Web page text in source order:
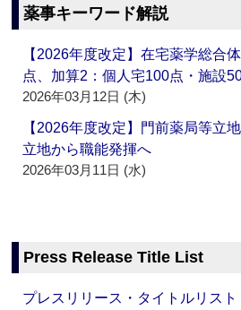
薬事キーワード解説
【2026年度改定】在宅薬学総合
点、加算2：個人宅100点・施設
2026年03月12日 (木)
【2026年度改定】門前薬局等立
立地から職能発揮へ
2026年03月11日 (水)
Press Release Title List
プレスリリース・タイトルリス